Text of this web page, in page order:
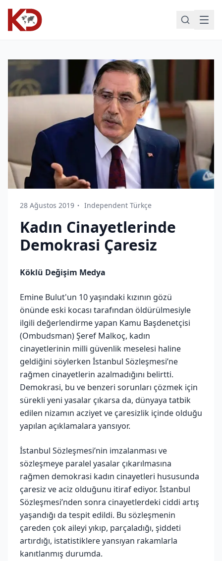
28 Ağustos 2019 Independent Türkçe
Kadın Cinayetlerinde
Demokrasi Çaresiz
Köklü Değişim Medya
Emine Bulut'un 10 yaşındaki kızının gözü
önünde eski kocası tarafından öldürülmesiyle
ilgili değerlendirme yapan Kamu Başdenetçisi
(Ombudsman) Şeref Malkoç, kadın
cinayetlerinin milli güvenlik meselesi haline
geldiğini söylerken İstanbul Sözleşmesi’ne
rağmen cinayetlerin azalmadığını belirtti.
Demokrasi, bu ve benzeri sorunları çözmek için
sürekli yeni yasalar çıkarsa da, dünyaya tatbik
edilen nizamın acziyet ve çaresizlik içinde olduğu
yapılan açıklamalara yansıyor.
İstanbul Sözleşmesi’nin imzalanması ve
sözleşmeye paralel yasalar çıkarılmasına
rağmen demokrasi kadın cinayetleri hususunda
çaresiz ve aciz olduğunu itiraf ediyor. İstanbul
Sözleşmesi’nden sonra cinayetlerdeki ciddi artış
yaşandığı da tespit edildi. Bu sözleşmenin
çareden çok aileyi yıkıp, parçaladığı, şiddeti
artırdığı, istatistiklere yansıyan rakamlarla
kanıtlanmış durumda.